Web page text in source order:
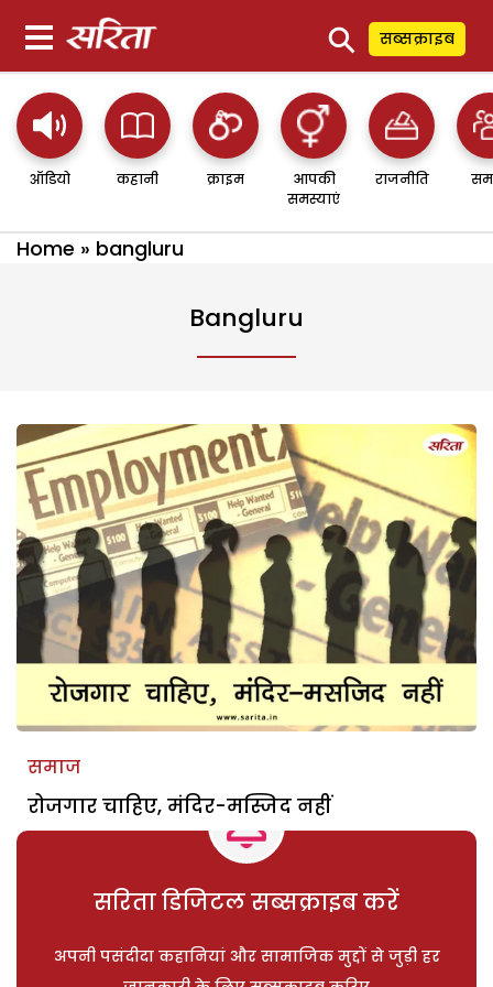
⚲ सब्सक्राइब
ऑडियो कहानी क्राइम
आपकी
समस्याएं
राजनीति
Home » bangluru
Bangluru
समाज
रोजगार चाहिए, मंदिर-मस्जिद नहीं
सरिता डिजिटल सब्सक्राइब करें
अपनी पसंदीदा कहानियां और सामाजिक मुद्दों से जुड़ी हर